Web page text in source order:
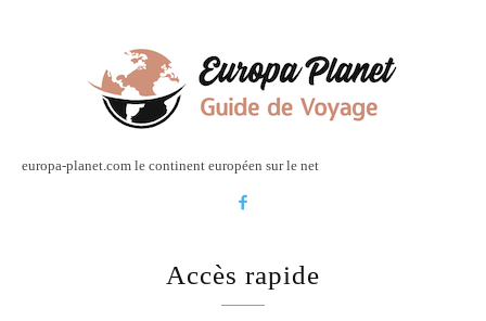
europa-planet.com le continent européen sur le net
Accès rapide